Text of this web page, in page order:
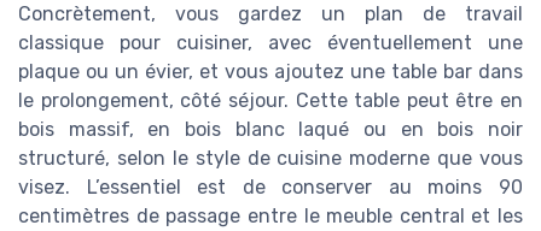
Concrètement, vous gardez un plan de travail
classique pour cuisiner, avec éventuellement une
plaque ou un évier, et vous ajoutez une table bar dans
le prolongement, côté séjour. Cette table peut être en
bois massif, en bois blanc laqué ou en bois noir
structuré, selon le style de cuisine moderne que vous
visez. L’essentiel est de conserver au moins 90
centimètres de passage entre le meuble central et les